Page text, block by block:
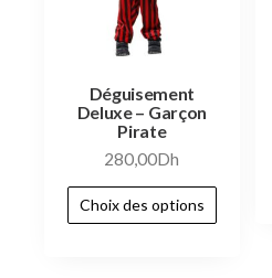
Déguisement
Deluxe – Garçon
Pirate
280,00Dh
Choix des options